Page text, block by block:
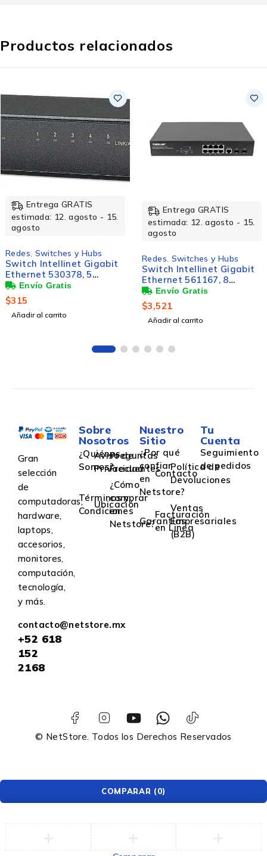
Productos relacionados
GRATIS
12. agosto - 15.
Switches y Hubs
Intellinet Gigabit
530378, 5
1000Mbps, 1024
- No
al carrito
Entrega GRATIS
estimada: 12. agosto - 15.
Redes Switches y Hubs
Switch Intellinet Gigabit
Ethernet 561167, 8
Puertos PoE+
10/100/1000Mbps + 2
Puertos SFP, 20 Gbit/s,
8192 Entradas -
Añadir al carrito
Gran
selección
de
computadoras,
hardware,
laptops,
accesorios,
monitores,
computación,
tecnología,
y más.
contacto@netstore.mx
+52 618
152
2168
Sobre
Nosotros
¿Quiénes
Somos?
Aviso de
Privacidad
Preguntas
Frecuentes
Términos y
Condiciones
Ubicación
¿Cómo
comprar
en
Netstore?
Nuestro
Sitio
¿Por qué
confiar
en
Netstore?
Contacto
Política de
Devoluciones
Garantías
Facturación
en Linea
Ventas
Empresariales
(B2B)
Tu
Cuenta
Seguimiento
de pedidos
© NetStore. Todos los Derechos Reservados
COMPARAR (0)